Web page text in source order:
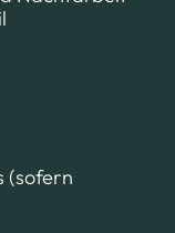
(sofern